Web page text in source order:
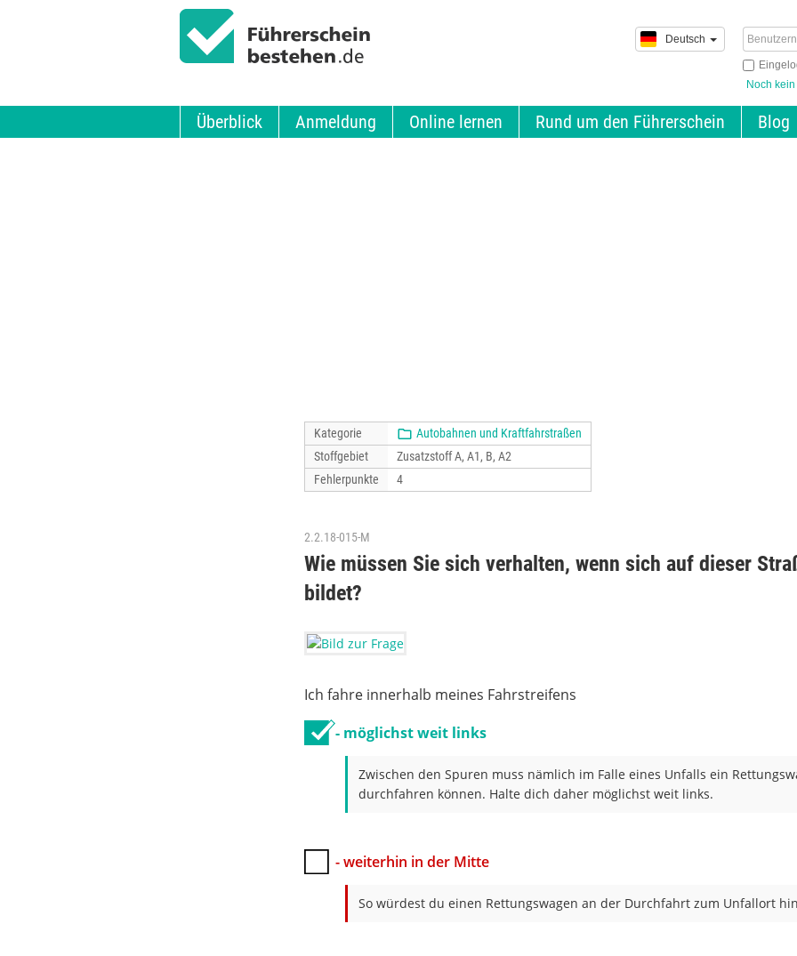
Noch
Deutsch
Überblick Anmeldung Online lernen Rund um den Führerschein Blog
Kategorie
Autobahnen und Kraftfahrstraßen
Stoffgebiet
Zusatzstoff A, A1, B, A2
Fehlerpunkte
4
2.2.18-015-M
Wie müssen Sie sich verhalten, wenn sich auf dieser
bildet?
Ich fahre innerhalb meines Fahrstreifens
- möglichst weit links
Zwischen den Spuren muss nämlich im Falle eines Unfalls ein
durchfahren können. Halte dich daher möglichst weit links.
- weiterhin in der Mitte
So würdest du einen Rettungswagen an der Durchfahrt zum Unfallort